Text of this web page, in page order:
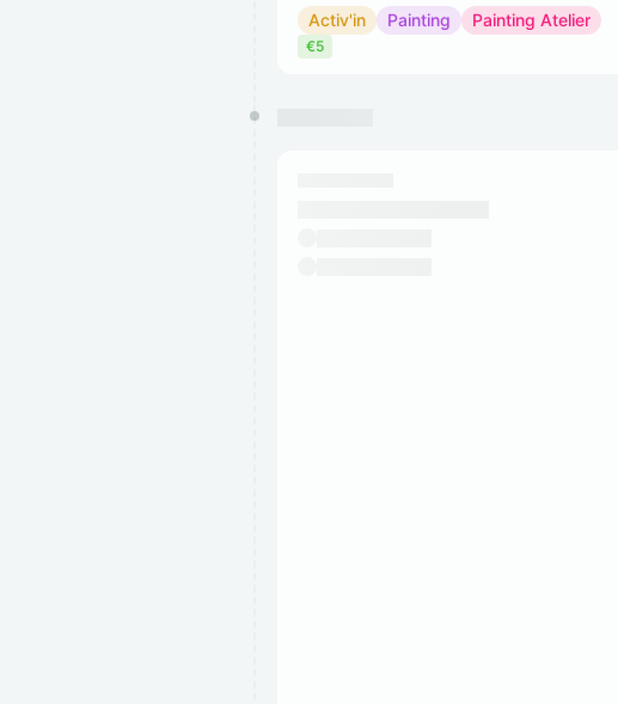
Activ'in Painting Painting Atelier
€5